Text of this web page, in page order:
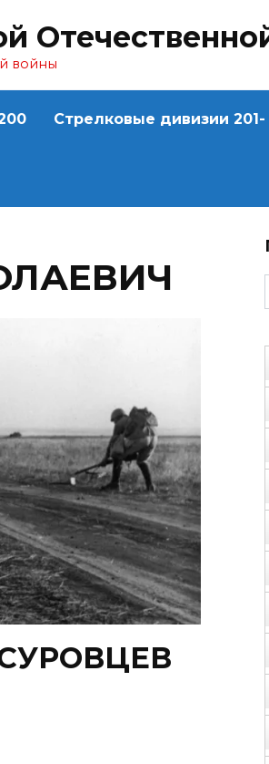
войны
Стрелковые дивизии 201-